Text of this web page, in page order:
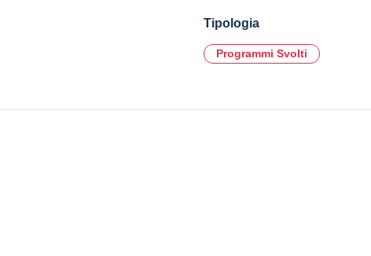
Tipologia
Programmi Svolti